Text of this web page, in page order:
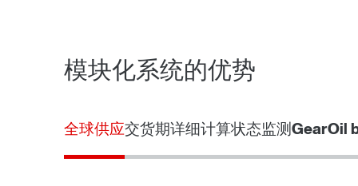
模块化系统的优势
全球供应交货期详细计算状态监测GearOil